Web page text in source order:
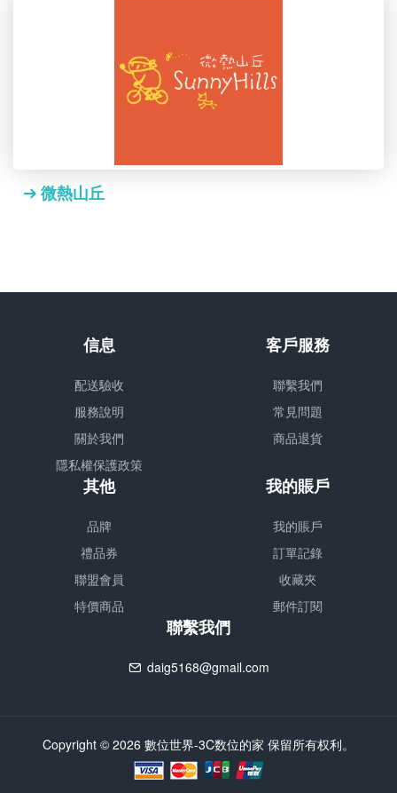
微熱山丘
信息
配送驗收
服務說明
關於我們
隱私權保護政策
客戶服務
聯繫我們
常見問題
商品退貨
其他
品牌
禮品券
聯盟會員
特價商品
我的賬戶
我的賬戶
訂單記錄
收藏夾
郵件訂閱
聯繫我們
daig5168@gmail.com
Copyright © 2026 數位世界-3C数位的家 保留所有权利。